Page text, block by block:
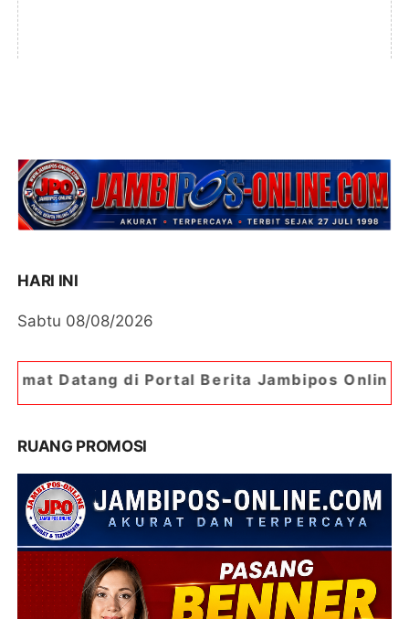
HARI INI
Sabtu 08/08/2026
Portal Berita Jambipos Online. Portal Berita
RUANG PROMOSI